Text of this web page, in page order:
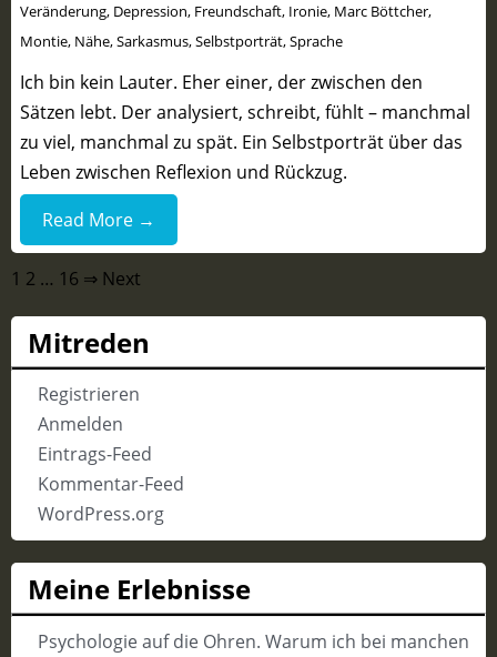
Veränderung, Depression, Freundschaft, Ironie, Marc Böttcher,
Montie, Nähe,Sarkasmus,Selbstporträt,Sprache
Ich bin kein Lauter. Eher einer, der zwischen den
Sätzen lebt. Der analysiert, schreibt, fühlt – manchmal
zu viel, manchmal zu spät. Ein Selbstporträt über das
Leben zwischen Reflexion und Rückzug.
Read More →
1 2 … 16 ⇒ Next
Mitreden
Registrieren
Anmelden
Eintrags-Feed
Kommentar-Feed
WordPress.org
Meine Erlebnisse
Psychologie auf die Ohren. Warum ich bei manchen